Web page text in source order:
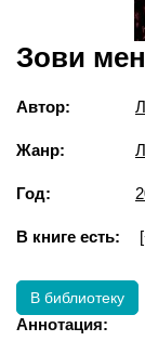
Зови
Автор:
Жанр:
Год:
В книге есть:
В библиотеку
Аннотация: